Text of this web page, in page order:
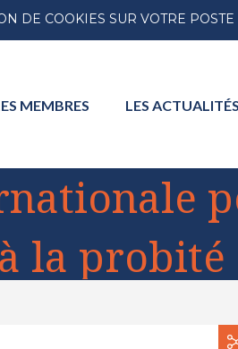
DE COOKIES SUR VOTRE POSTE
MEMBRES LES ACTUALITÉS
la probité